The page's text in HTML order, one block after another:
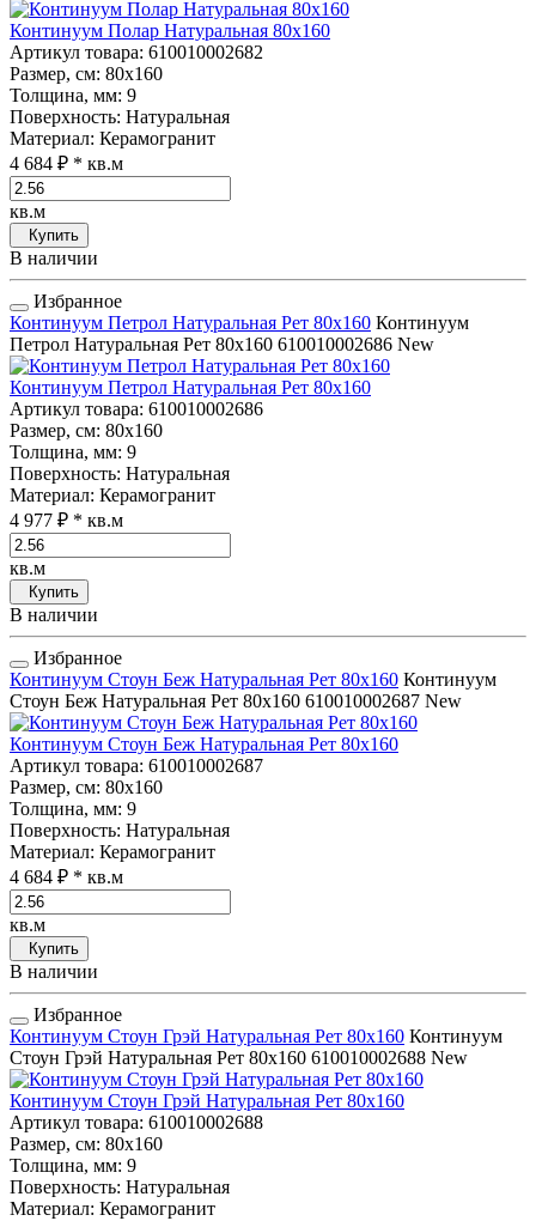
Континуум Полар Натуральная 80x160
Артикул товара: 610010002682
Размер, см: 80x160
Толщина, мм: 9
Поверхность: Натуральная
Материал: Керамогранит
4 684 ₽ * кв.м
кв.м
Купить
В наличии
Избранное
Континуум Петрол Натуральная Рет 80x160 Континуум
Петрол Натуральная Рет 80x160 610010002686 New
Континуум Петрол Натуральная Рет 80x160
Артикул товара: 610010002686
Размер, см: 80x160
Толщина, мм: 9
Поверхность: Натуральная
Материал: Керамогранит
4 977 ₽ * кв.м
кв.м
Купить
В наличии
Избранное
Континуум Стоун Беж Натуральная Рет 80x160 Континуум
Стоун Беж Натуральная Рет 80x160 610010002687 New
Континуум Стоун Беж Натуральная Рет 80x160
Артикул товара: 610010002687
Размер, см: 80x160
Толщина, мм: 9
Поверхность: Натуральная
Материал: Керамогранит
4 684 ₽ * кв.м
кв.м
Купить
В наличии
Избранное
Континуум Стоун Грэй Натуральная Рет 80x160 Континуум
Стоун Грэй Натуральная Рет 80x160 610010002688 New
Континуум Стоун Грэй Натуральная Рет 80x160
Артикул товара: 610010002688
Размер, см: 80x160
Толщина, мм: 9
Поверхность: Натуральная
Материал: Керамогранит